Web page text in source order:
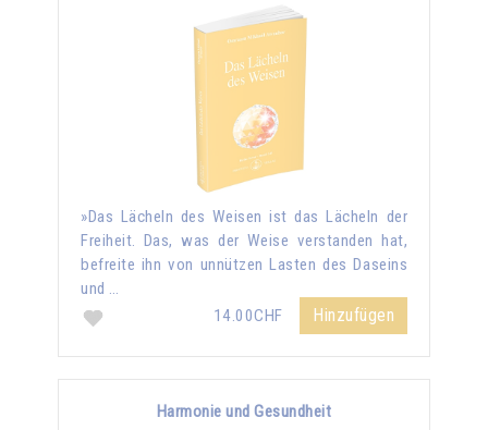
»Das Lächeln des Weisen ist das Lächeln der
Freiheit. Das, was der Weise verstanden hat,
befreite ihn von unnützen Lasten des Daseins
und …
14.00CHF
Hinzufügen
Harmonie und Gesundheit